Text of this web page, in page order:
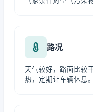
路况
天气较好，路面比较
热，定期让车辆休息。